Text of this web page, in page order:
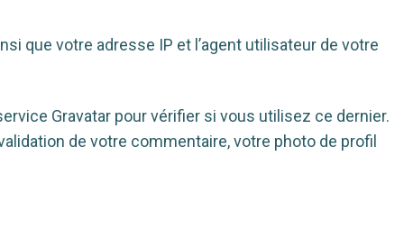
que votre adresse IP et l’agent utilisateur de votre
Gravatar pour vérifier si vous utilisez ce dernier.
de votre commentaire, votre photo de profil